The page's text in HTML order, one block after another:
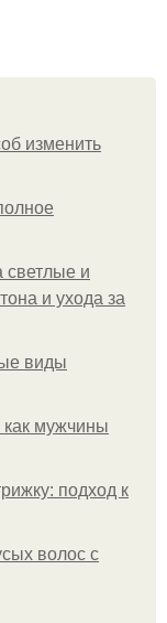
изменить
светлые и
и ухода за
виды
как мужчины
подход к
волос с